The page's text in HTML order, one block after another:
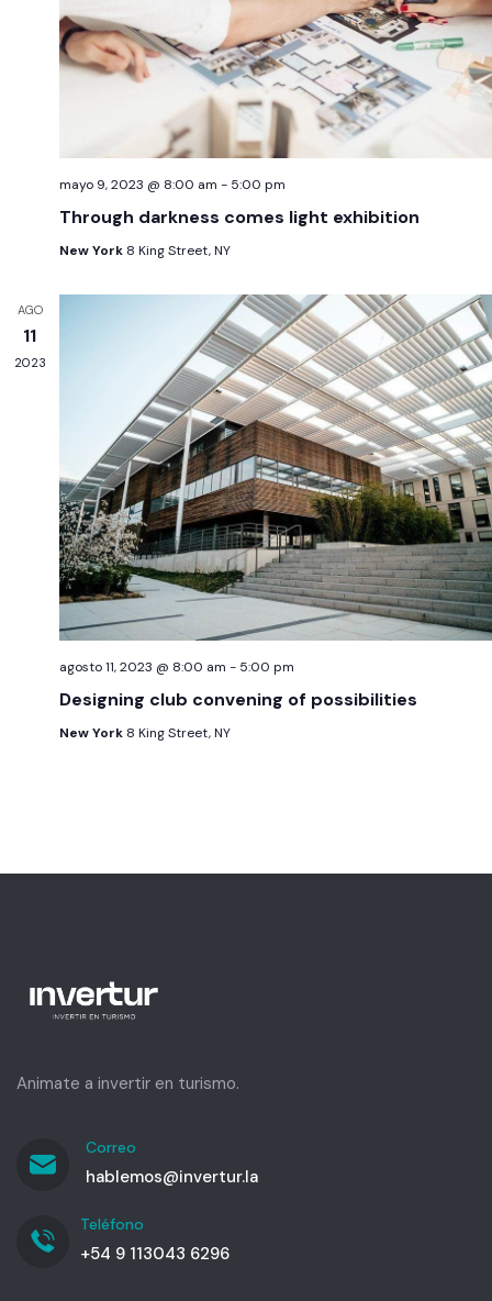
mayo 9, 2023 @ 8:00 am - 5:00 pm
Through darkness comes light exhibition
New York 8 King Street, NY
AGO
11
2023
agosto 11, 2023 @ 8:00 am - 5:00 pm
Designing club convening of possibilities
New York 8 King Street, NY
Animate a invertir en turismo.
Correo
hablemos@invertur.la
Teléfono
+54 9 113043 6296